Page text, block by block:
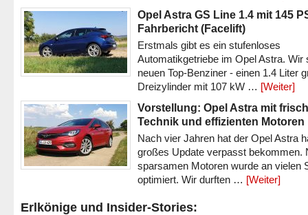
Opel Astra GS Line 1.4 mit 145
Fahrbericht (Facelift)
Erstmals gibt es ein stufenloses
Automatikgetriebe im Opel Astra. Wir
neuen Top-Benziner - einen 1.4 Liter
Dreizylinder mit 107 kW … [Weiter]
Vorstellung: Opel Astra mit
Technik und effizienten Motoren
Nach vier Jahren hat der Opel Astra
großes Update verpasst bekommen.
sparsamen Motoren wurde an vielen
optimiert. Wir durften … [Weiter]
Erlkönige und Insider-Stories: